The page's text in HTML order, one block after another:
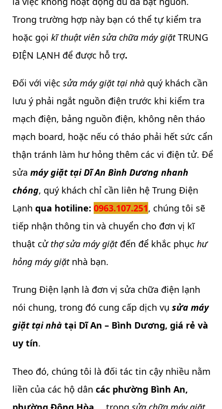
Trong trường hợp này bạn có thể tự kiểm tra
hoặc gọikĩ thuật viên sửa chữa máy giặtTRUNG
ĐIỆN LẠNH để được hỗ trợ.
Đối với việcsửa máy giặt tại nhà quý khách cần
lưu ý phải ngắt nguồn điện trước khi kiểm tra
mạch điện, bảng nguồn điện, không nên tháo
mạch board, hoặc nếu có tháo phải hết sức cẩn
thận tránh làm hư hỏng thêm các vi điện tử. Để
sửamáy giặt tại Dĩ An Bình Dương nhanh
chóng, quý khách chỉ cần liên hệ Trung Điện
Lạnh qua hotiline:0963.107.251, chúng tôi sẽ
tiếp nhận thông tin và chuyển cho đơn vị kĩ
thuật cử thợ sửa máy giặtđến để khắc phụchư
hỏng máy giặtnhà bạn.
Trung Điện lạnh là đơn vị sửa chữa điện lạnh
nói chung, trong đó cung cấp dịch vụsửa máy
giặt tại nhà tại Dĩ An – Bình Dương, giá rẻ và
uy tín.
Theo đó, chúng tôi là đối tác tin cậy nhiều nằm
liền của các hộ dâncác phường Bình An,